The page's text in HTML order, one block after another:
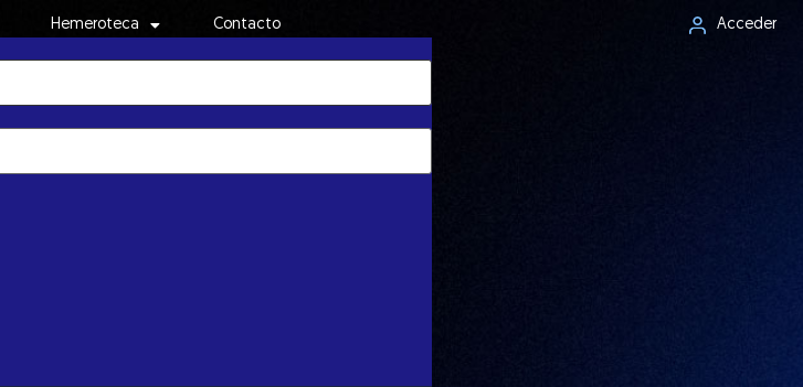
Hemeroteca Contacto Acceder